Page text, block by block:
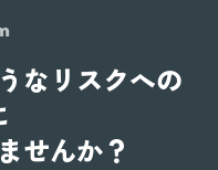
なリスクへの
せんか？​